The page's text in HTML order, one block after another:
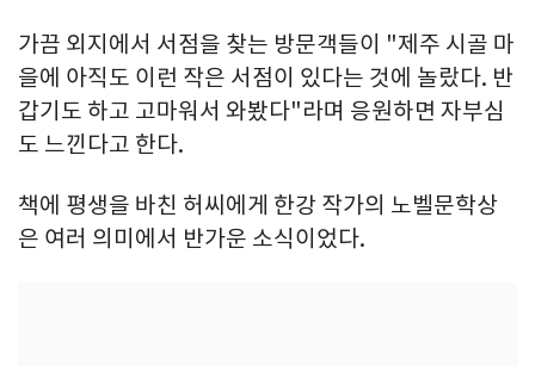
가끔 외지에서 서점을 찾는 방문객들이 "제주 시골 마
을에 아직도 이런 작은 서점이 있다는 것에 놀랐다. 반
갑기도 하고 고마워서 와봤다"라며 응원하면 자부심
도 느낀다고 한다.
책에 평생을 바친 허씨에게 한강 작가의 노벨문학상
은 여러 의미에서 반가운 소식이었다.